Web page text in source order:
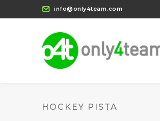
info@only4team.com
HOCKEY PISTA